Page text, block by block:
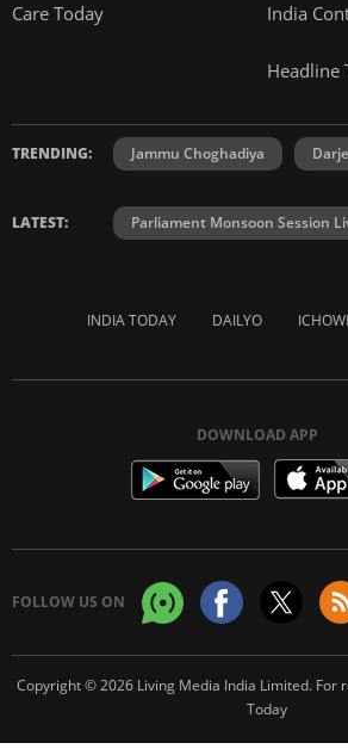
Care Today India
Headline
TRENDING: Jammu Choghadiya
LATEST: Parliament Monsoon Session
INDIA TODAY DAILYO
DOWNLOAD APP
FOLLOW US ON
Copyright © 2026 Living Media India Limited. For
Today